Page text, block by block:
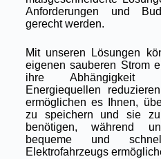
Anforderungen und
gerecht werden.
Mit unseren Lösungen
eigenen sauberen Strom
ihre Abhängigkeit
Energiequellen
ermöglichen es Ihnen,
zu speichern und sie
benötigen, während
bequeme und
Elektrofahrzeugs